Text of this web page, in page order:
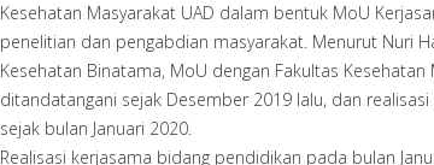
Kesehatan Masyarakat UAD dalam bentuk MoU
penelitian dan pengabdian masyarakat. Menurut Nuri
Kesehatan Binatama, MoU dengan Fakultas Kesehatan
ditandatangani sejak Desember 2019 lalu, dan
sejak bulan Januari 2020.
Realisasi kerjasama bidang pendidikan pada bulan